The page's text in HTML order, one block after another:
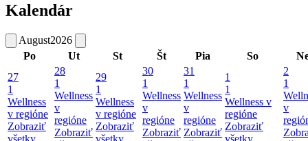
Kalendár
August2026
Po
Ut St Št Pia So
27
1
Wellness
v regióne
Zobraziť
všetky
28
1
Wellness
v
regióne
Zobraziť
29
1
Wellness
v regióne
Zobraziť
všetky
30
1
Wellness
v
regióne
Zobraziť
31
1
Wellness
v
regióne
Zobraziť
1
1
Wellness v
regióne
Zobraziť
všetky
2
1
v